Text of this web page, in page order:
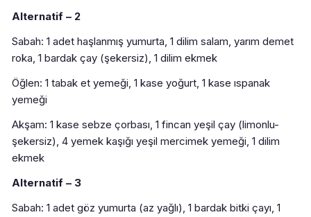
Alternatif – 2
Sabah: 1 adet haşlanmış yumurta, 1 dilim salam, yarım demet
roka, 1 bardak çay (şekersiz), 1 dilim ekmek
Öğlen: 1 tabak et yemeği, 1 kase yoğurt, 1 kase ıspanak
yemeği
Akşam: 1 kase sebze çorbası, 1 fincan yeşil çay (limonlu-
şekersiz), 4 yemek kaşığı yeşil mercimek yemeği, 1 dilim
ekmek
Alternatif – 3
Sabah: 1 adet göz yumurta (az yağlı), 1 bardak bitki çayı, 1